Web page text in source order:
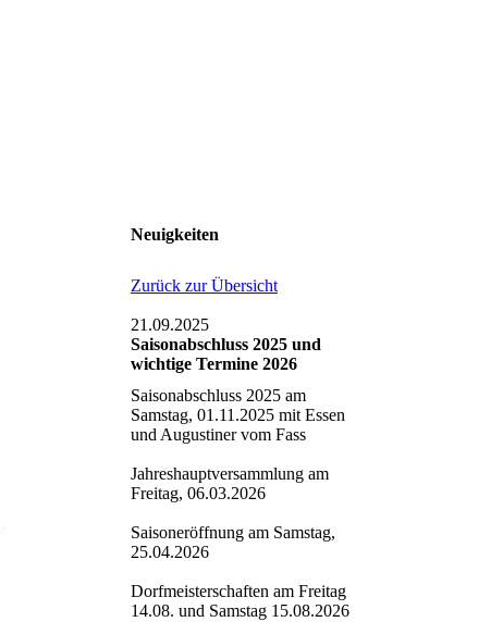
Neuigkeiten
Zurück zur Übersicht
21.09.2025
Saisonabschluss 2025 und
wichtige Termine 2026
Saisonabschluss 2025 am
Samstag, 01.11.2025 mit Essen
und Augustiner vom Fass
Jahreshauptversammlung am
Freitag, 06.03.2026
Saisoneröffnung am Samstag,
25.04.2026
Dorfmeisterschaften am Freitag
14.08. und Samstag 15.08.2026